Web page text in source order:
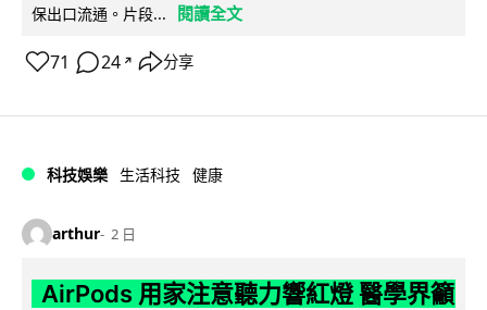
保出口流通。片段...
閱讀全文
71 24 ↗ 分享
科技娛樂 生活科技 健康
arthur 2 日
AirPods 用家注意聽力響紅燈 醫學界籲